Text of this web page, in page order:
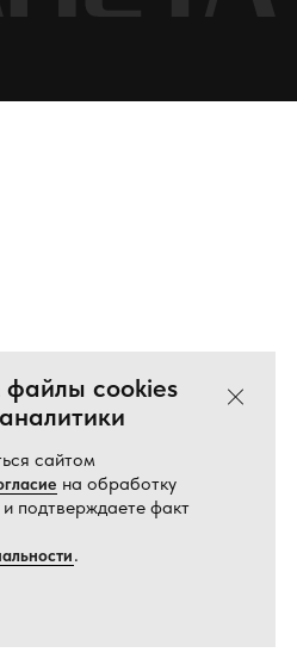
cookies
сайтом
на обработку
подтверждаете факт
.